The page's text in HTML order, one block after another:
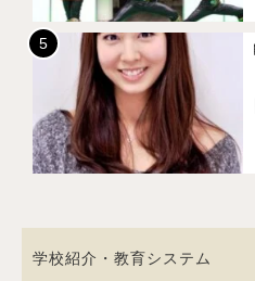
学校紹介・教育システム